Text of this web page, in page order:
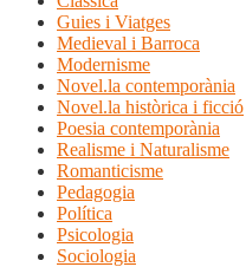
Guies i Viatges
Medieval i Barroca
Modernisme
Novel.la contemporània
Novel.la històrica i ficció
Poesia contemporània
Realisme i Naturalisme
Romanticisme
Pedagogia
Política
Psicologia
Sociologia